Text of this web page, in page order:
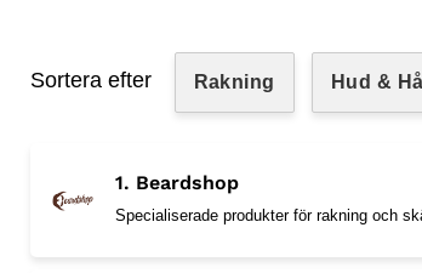
Sortera efter Rakning Hud &
1. Beardshop
Specialiserade produkter för rakning och